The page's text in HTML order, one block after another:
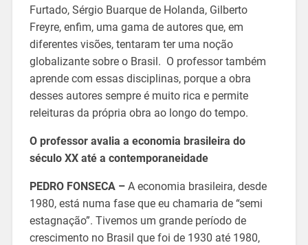
Furtado, Sérgio Buarque de Holanda, Gilberto
Freyre, enfim, uma gama de autores que, em
diferentes visões, tentaram ter uma noção
globalizante sobre o Brasil. O professor também
aprende com essas disciplinas, porque a obra
desses autores sempre é muito rica e permite
releituras da própria obra ao longo do tempo.
O professor avalia a economia brasileira do
século XX até a contemporaneidade
PEDRO FONSECA – A economia brasileira, desde
1980, está numa fase que eu chamaria de “semi
estagnação”. Tivemos um grande período de
crescimento no Brasil que foi de 1930 até 1980,